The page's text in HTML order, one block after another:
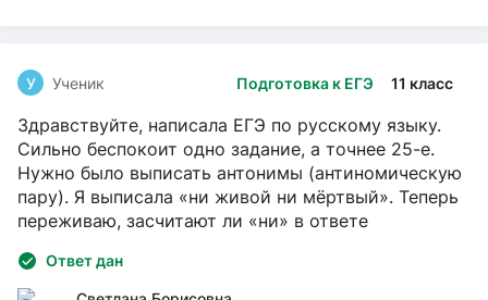
Подготовка к ЕГЭ 11 класс
У Ученик
Здравствуйте, написала ЕГЭ по русскому языку.
Сильно беспокоит одно задание, а точнее 25-е.
Нужно было выписать антонимы (антиномическую
пару). Я выписала «ни живой ни мёртвый». Теперь
переживаю, засчитают ли «ни» в ответе
Ответ дан